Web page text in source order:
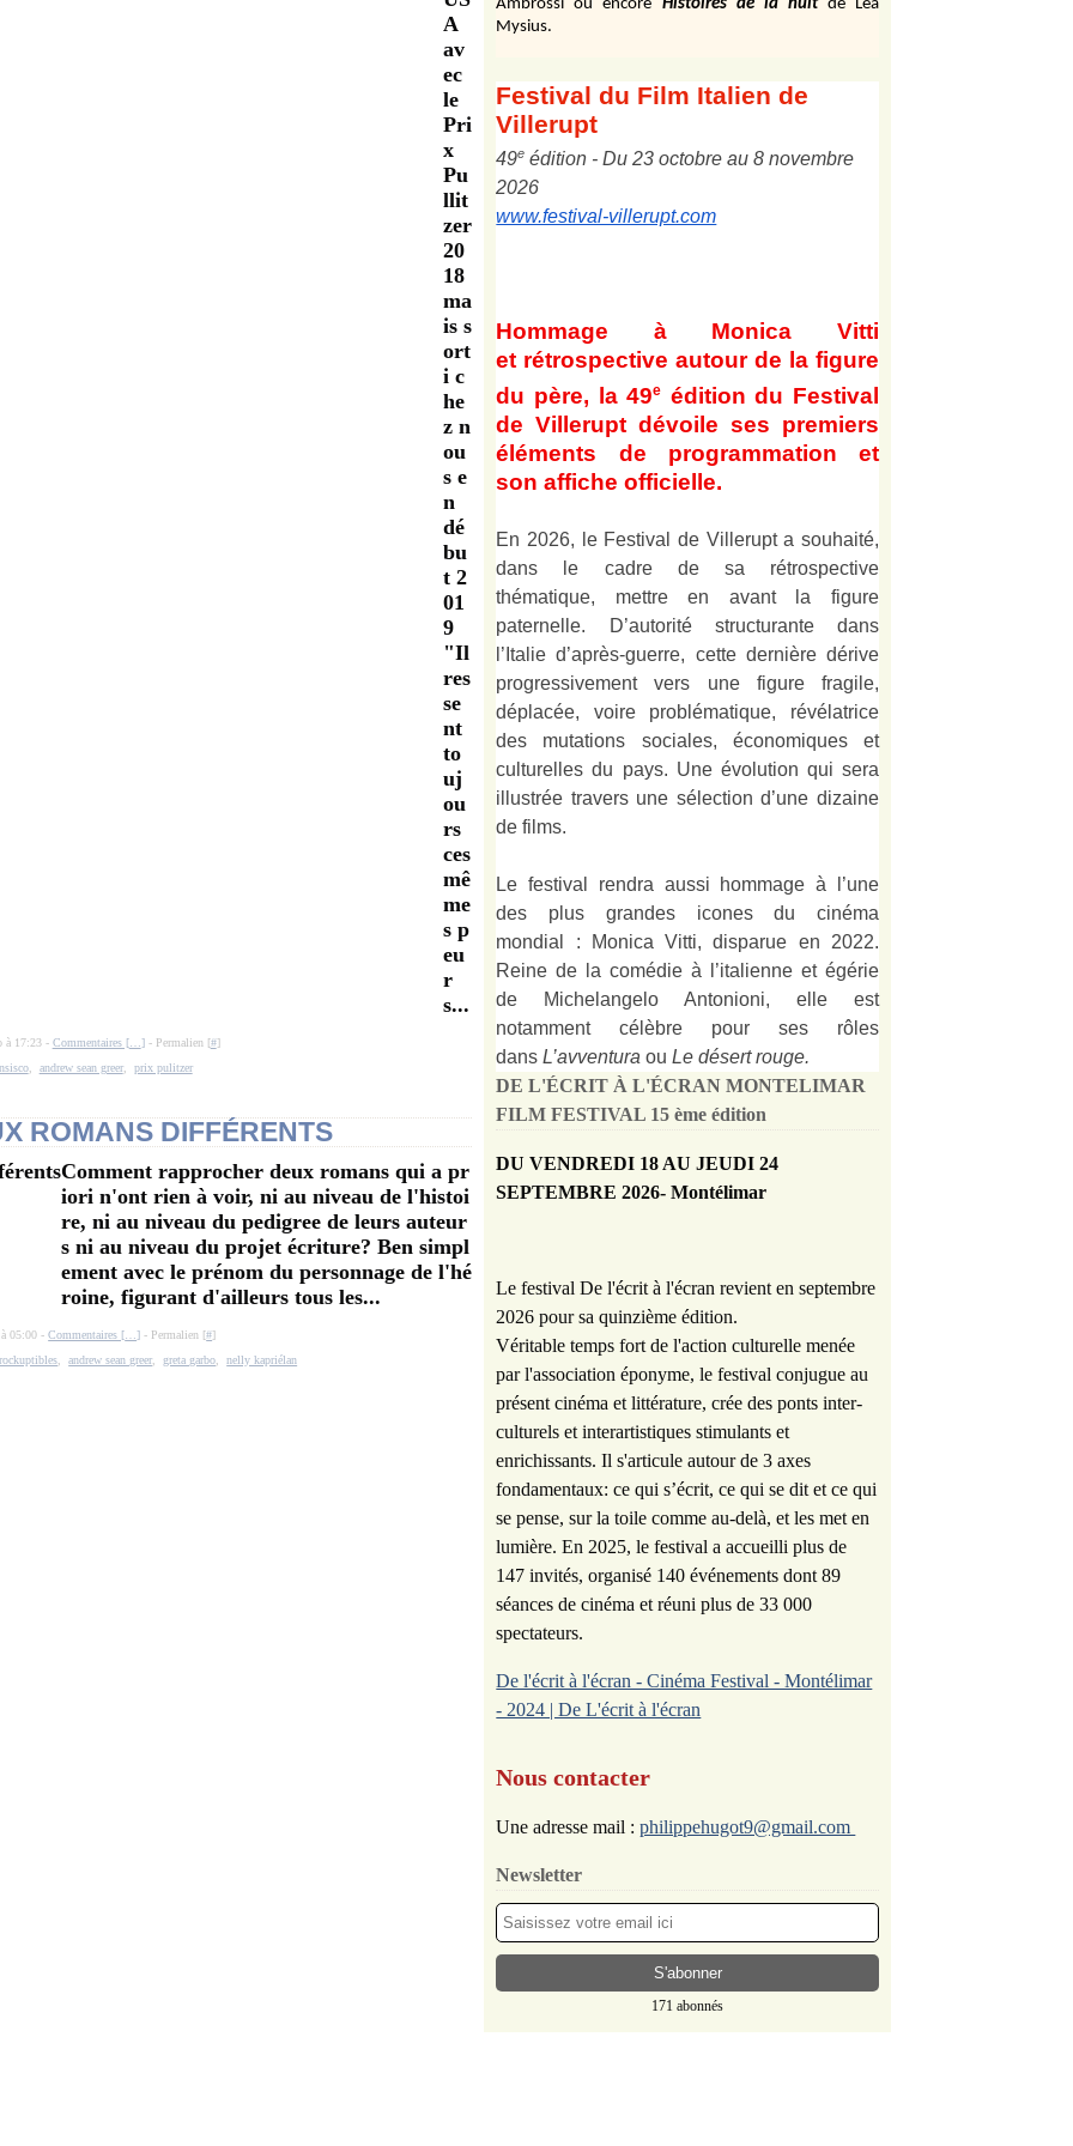
A
av
ec
le
Pri
x
Pu
llit
zer
20
18
ma
is s
ort
i c
he
z n
ou
s e
n
dé
bu
t 2
01
9
"Il
res
se
nt
to
uj
ou
rs
ces
mê
me
s p
eu
r
s...
à 17:23 - Commentaires [… ]- Permalien [#]
, andrew sean greer, prix pulitzer
ROMANS DIFFÉRENTS
Comment rapprocher deux romans qui a pr
iori n'ont rien à voir, ni au niveau de l'histoi
re, ni au niveau du pedigree de leurs auteur
s ni au niveau du projet écriture? Ben simpl
ement avec le prénom du personnage de l'hé
roine, figurant d'ailleurs tous les...
à 05:00 -Commentaires [ …] - Permalien [#]
,andrew sean greer ,greta garbo ,nelly kapriélan
Ambrossi ou encore Histoires de la nuit de Léa
Mysius.
Festival du Film Italien de
Villerupt
49e édition - Du 23 octobre au 8 novembre
2026
www.festival-villerupt.com
Hommage à Monica Vitti
et rétrospective autour de la figure
du père, la 49e édition du Festival
de Villerupt dévoile ses premiers
éléments de programmation et
son affiche officielle.
En 2026, le Festival de Villerupt a souhaité,
dans le cadre de sa rétrospective
thématique, mettre en avant la figure
paternelle. D’autorité structurante dans
l’Italie d’après-guerre, cette dernière dérive
progressivement vers une figure fragile,
déplacée, voire problématique, révélatrice
des mutations sociales, économiques et
culturelles du pays. Une évolution qui sera
illustrée travers une sélection d’une dizaine
de films.
Le festival rendra aussi hommage à l’une
des plus grandes icones du cinéma
mondial : Monica Vitti, disparue en 2022.
Reine de la comédie à l’italienne et égérie
de Michelangelo Antonioni, elle est
notamment célèbre pour ses rôles
dans L’avventura ou Le désert rouge.
DE L'ÉCRIT À L'ÉCRAN MONTELIMAR
FILM FESTIVAL 15 ème édition
DU VENDREDI 18 AU JEUDI 24
SEPTEMBRE 2026- Montélimar
Le festival De l'écrit à l'écran revient en septembre
2026 pour sa quinzième édition.
Véritable temps fort de l'action culturelle menée
par l'association éponyme, le festival conjugue au
présent cinéma et littérature, crée des ponts inter-
culturels et interartistiques stimulants et
enrichissants. Il s'articule autour de 3 axes
fondamentaux: ce qui s’écrit, ce qui se dit et ce qui
se pense, sur la toile comme au-delà, et les met en
lumière. En 2025, le festival a accueilli plus de
147 invités, organisé 140 événements dont 89
séances de cinéma et réuni plus de 33 000
spectateurs.
De l'écrit à l'écran - Cinéma Festival - Montélimar
- 2024 | De L'écrit à l'écran
Nous contacter
Une adresse mail :philippehugot9@gmail.com
Newsletter
171 abonnés